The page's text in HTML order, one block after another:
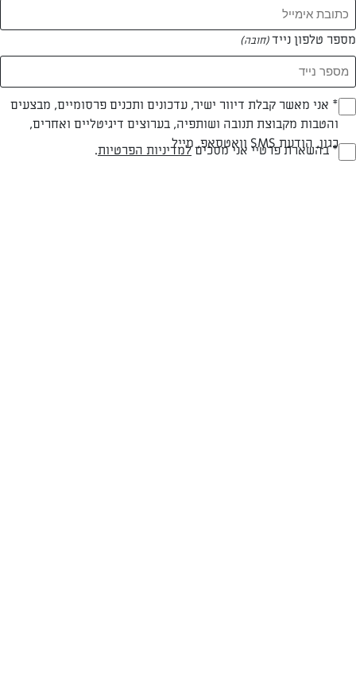
סלט יווני עם גבינה ושמן זית
מספר טלפון נייד(חובה)
Opt_In
(חובה)
* אני מאשר קבלת דיוור ישיר, עדכונים ותכנים פרסומיים, מבצעים
והטבות מקבוצת תנובה ושותפיה, בערוצים דיגיטליים ואחרים,
כגון, הודעת SMS וואטסאפ, מייל
RegulationsApproved
* בהשארת פרטיי אני מסכיםלמדיניות הפרטיות.